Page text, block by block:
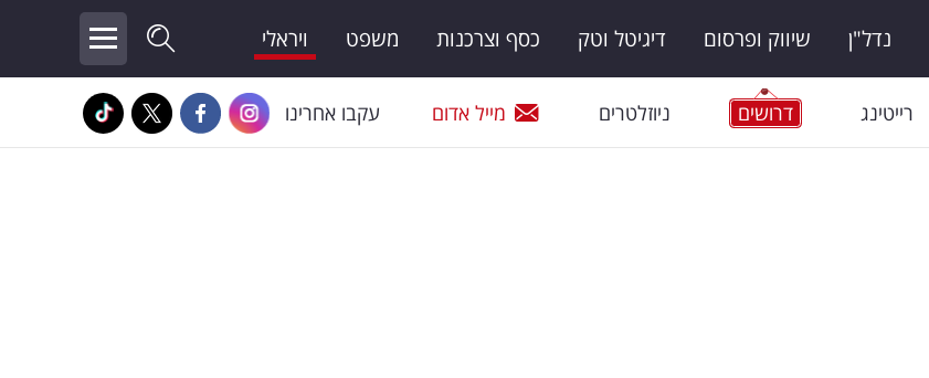
נדל"ן שיווק ופרסום דיגיטל וטק כסף וצרכנות משפט ויראלי
רייטינג דרושים ניוזלטרים מייל אדום עקבו אחרינו